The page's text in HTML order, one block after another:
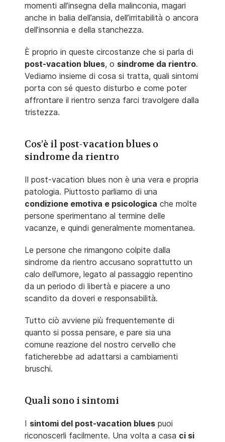
momenti all’insegna della malinconia, magari
anche in balia dell’ansia, dell’irritabilità o ancora
dell’insonnia e della stanchezza.
È proprio in queste circostanze che si parla di
post-vacation blues, o sindrome da rientro.
Vediamo insieme di cosa si tratta, quali sintomi
porta con sé questo disturbo e come poter
affrontare il rientro senza farci travolgere dalla
tristezza.
Cos’è il post-vacation blues o
sindrome da rientro
Il post-vacation blues non è una vera e propria
patologia. Piuttosto parliamo di una
condizione emotiva e psicologica che molte
persone sperimentano al termine delle
vacanze, e quindi generalmente momentanea.
Le persone che rimangono colpite dalla
sindrome da rientro accusano soprattutto un
calo dell’umore, legato al passaggio repentino
da un periodo di libertà e piacere a uno
scandito da doveri e responsabilità.
Tutto ciò avviene più frequentemente di
quanto si possa pensare, e pare sia una
comune reazione del nostro cervello che
faticherebbe ad adattarsi a cambiamenti
bruschi.
Quali sono i sintomi
I sintomi del post-vacation blues puoi
riconoscerli facilmente. Una volta a casa ci si